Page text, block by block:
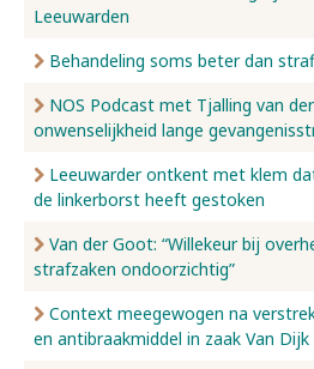
Leeuwarden
Behandeling soms beter dan
NOS Podcast met Tjalling van
onwenselijkheid lange
Leeuwarder ontkent met klem
de linkerborst heeft gestoken
Van der Goot: “Willekeur bij
strafzaken ondoorzichtig”
Context meegewogen na
en antibraakmiddel in zaak Van Dijk